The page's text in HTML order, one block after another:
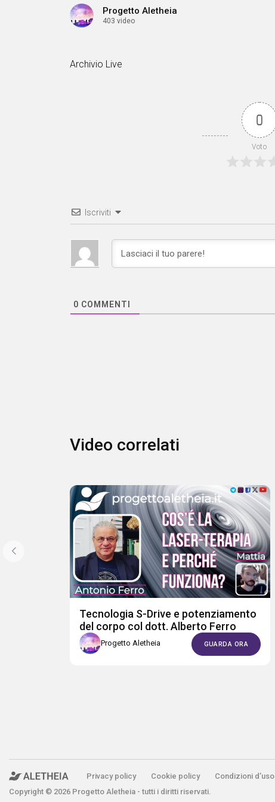
Progetto Aletheia
403 video
Archivio Live
0
Voto
Iscriviti
0 COMMENTI
Video correlati
Tecnologia S-Drive e potenziamento
del corpo col dott. Alberto Ferro
Progetto Aletheia GUARDA ORA
Privacy policy Cookie policy Condizioni d’uso
Copyright © 2026 Progetto Aletheia - tutti i diritti riservati.